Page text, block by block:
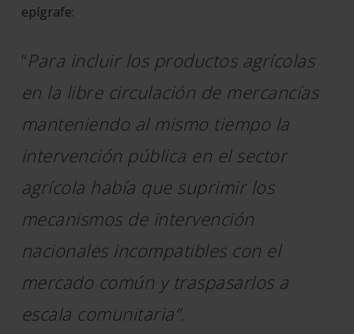
epígrafe:
“Para incluir los productos agrícolas
en la libre circulación de mercancías
manteniendo al mismo tiempo la
intervención pública en el sector
agrícola había que suprimir los
mecanismos de intervención
nacionales incompatibles con el
mercado común y traspasarlos a
escala comunitaria”.